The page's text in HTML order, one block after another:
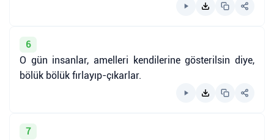
6
O gün insanlar, amelleri kendilerine gösterilsin diye,
bölük bölük fırlayıp-çıkarlar.
7